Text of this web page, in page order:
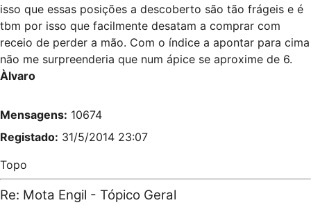
isso que essas posições a descoberto são tão frágeis e é
tbm por isso que facilmente desatam a comprar com
receio de perder a mão. Com o índice a apontar para cima
não me surpreenderia que num ápice se aproxime de 6.
Àlvaro
Mensagens: 10674
Registado: 31/5/2014 23:07
Topo
Re: Mota Engil - Tópico Geral